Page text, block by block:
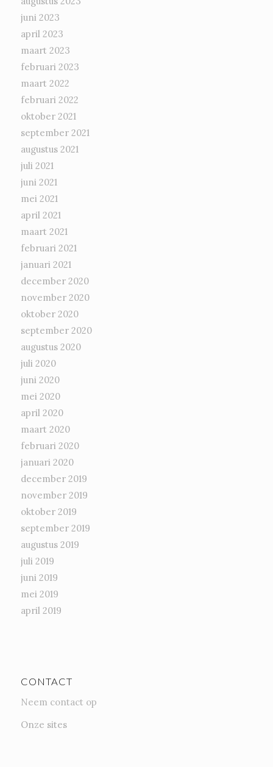
juni 2023
april 2023
maart 2023
februari 2023
maart 2022
februari 2022
oktober 2021
september 2021
augustus 2021
juli 2021
juni 2021
mei 2021
april 2021
maart 2021
februari 2021
januari 2021
december 2020
november 2020
oktober 2020
september 2020
augustus 2020
juli 2020
juni 2020
mei 2020
april 2020
maart 2020
februari 2020
januari 2020
december 2019
november 2019
oktober 2019
september 2019
augustus 2019
juli 2019
juni 2019
mei 2019
april 2019
CONTACT
Neem contact op
Onze sites